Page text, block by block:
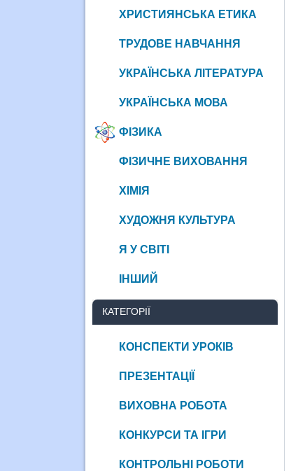
ХРИСТИЯНСЬКА ЕТИКА
ТРУДОВЕ НАВЧАННЯ
УКРАЇНСЬКА ЛІТЕРАТУРА
УКРАЇНСЬКА МОВА
ФІЗИКА
ФІЗИЧНЕ ВИХОВАННЯ
ХІМІЯ
ХУДОЖНЯ КУЛЬТУРА
Я У СВІТІ
ІНШИЙ
КАТЕГОРІЇ
КОНСПЕКТИ УРОКІВ
ПРЕЗЕНТАЦІЇ
ВИХОВНА РОБОТА
КОНКУРСИ ТА ІГРИ
КОНТРОЛЬНІ РОБОТИ